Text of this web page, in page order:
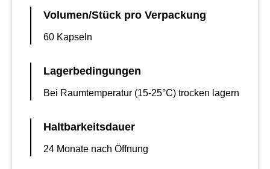
Volumen/Stück pro Verpackung
60 Kapseln
Lagerbedingungen
Bei Raumtemperatur (15-25°C) trocken lagern
Haltbarkeitsdauer
24 Monate nach Öffnung